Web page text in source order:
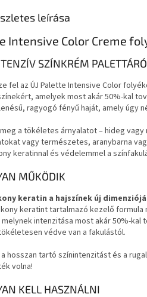
leírása
Intensive Color Creme
SZÍNKRÉM
fel az ÚJ Palette Intensive Color
amelyek most akár 50%-kal
ragyogó fényű haját, amely úgy
a tökéletes árnyalatot – hideg
vagy természetes, aranybarna
keratinnal és védelemmel a
MŰKÖDIK
keratin a hajszínek új
keratint tartalmazó kezelő formula
intenzitása most akár 50%-kal
védve van a fakulástól.
hosszan tartó színintenzitást és a
volna!
KELL HASZNÁLNI